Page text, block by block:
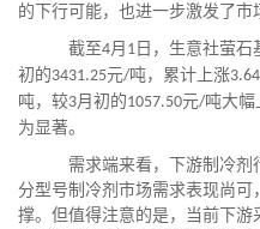
的下行可能，也进一步激发了市
截至4月 1 日，生意社萤石
初的3431.25元/吨，累计上涨
吨，较3月初的1057.50元/吨大幅
为显著。
需求端来看，下游制冷剂
分型号制冷剂市场需求表现尚
撑。但值得注意的是，当前下